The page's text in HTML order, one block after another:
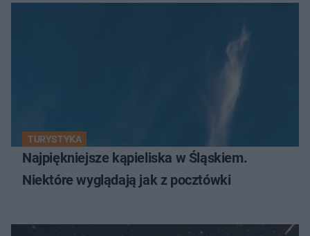
TURYSTYKA
Najpiękniejsze kąpieliska w Śląskiem.
Niektóre wyglądają jak z pocztówki